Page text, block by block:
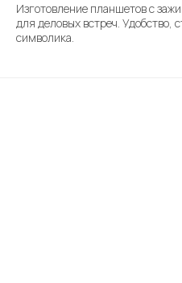
Изготовление планшетов с
для деловых встреч. Удобство,
символика.